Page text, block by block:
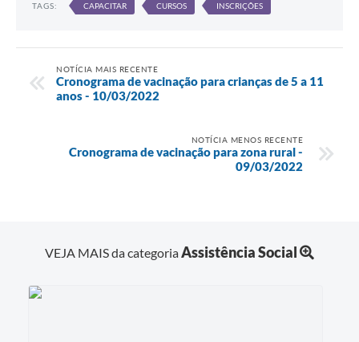
TAGS: CAPACITAR CURSOS INSCRIÇÕES
NOTÍCIA MAIS RECENTE
Cronograma de vacinação para crianças de 5 a 11
anos - 10/03/2022
NOTÍCIA MENOS RECENTE
Cronograma de vacinação para zona rural -
09/03/2022
VEJA MAIS da categoriaAssistência Social